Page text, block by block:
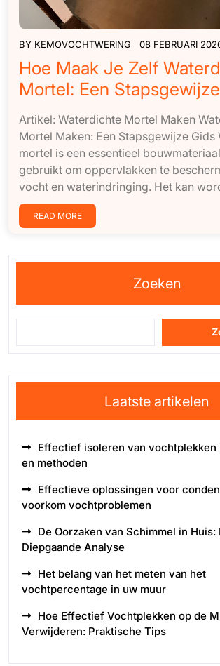
BY KEMOVOCHTWERING 08 FEBRUARI
Hoe Maak Je Zelf
Mortel: Een
Artikel: Waterdichte Mortel Maken
Mortel Maken: Een Stapsgewijze Gids
mortel is een essentieel
gebruikt om oppervlakken te
vocht en waterindringing. Het kan
READ MORE
Zoeken
Laatste artikelen
Effectief isoleren van vochtplekken
en methoden
Effectieve oplossingen voor
voorkom vochtproblemen
De Oorzaken van Schimmel in Huis:
Diepgaande Analyse
Het belang van het meten van het
vochtpercentage in uw muur
Hoe Effectief Vochtplekken op de
Verwijderen: Praktische Tips